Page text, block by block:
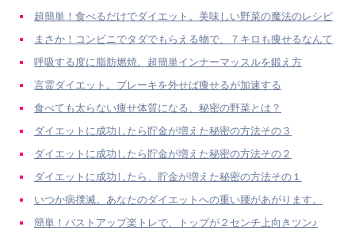
超簡単！食べるだけでダイエット。美味しい野菜の魔法のレシピ
まさか！コンビニでタダでもらえる物で、７キロも痩せるなんて
呼吸する度に脂肪燃焼。超簡単インナーマッスルを鍛え方
言霊ダイエット。ブレーキを外せば痩せるが加速する
食べても太らない痩せ体質になる、秘密の野菜とは？
ダイエットに成功したら貯金が増えた秘密の方法その３
ダイエットに成功したら貯金が増えた秘密の方法その２
ダイエットに成功したら、貯金が増えた秘密の方法その１
いつか病撲滅。あなたのダイエットへの重い腰があがります。
簡単！バストアップ楽トレで、トップが２センチ上向きツン♪